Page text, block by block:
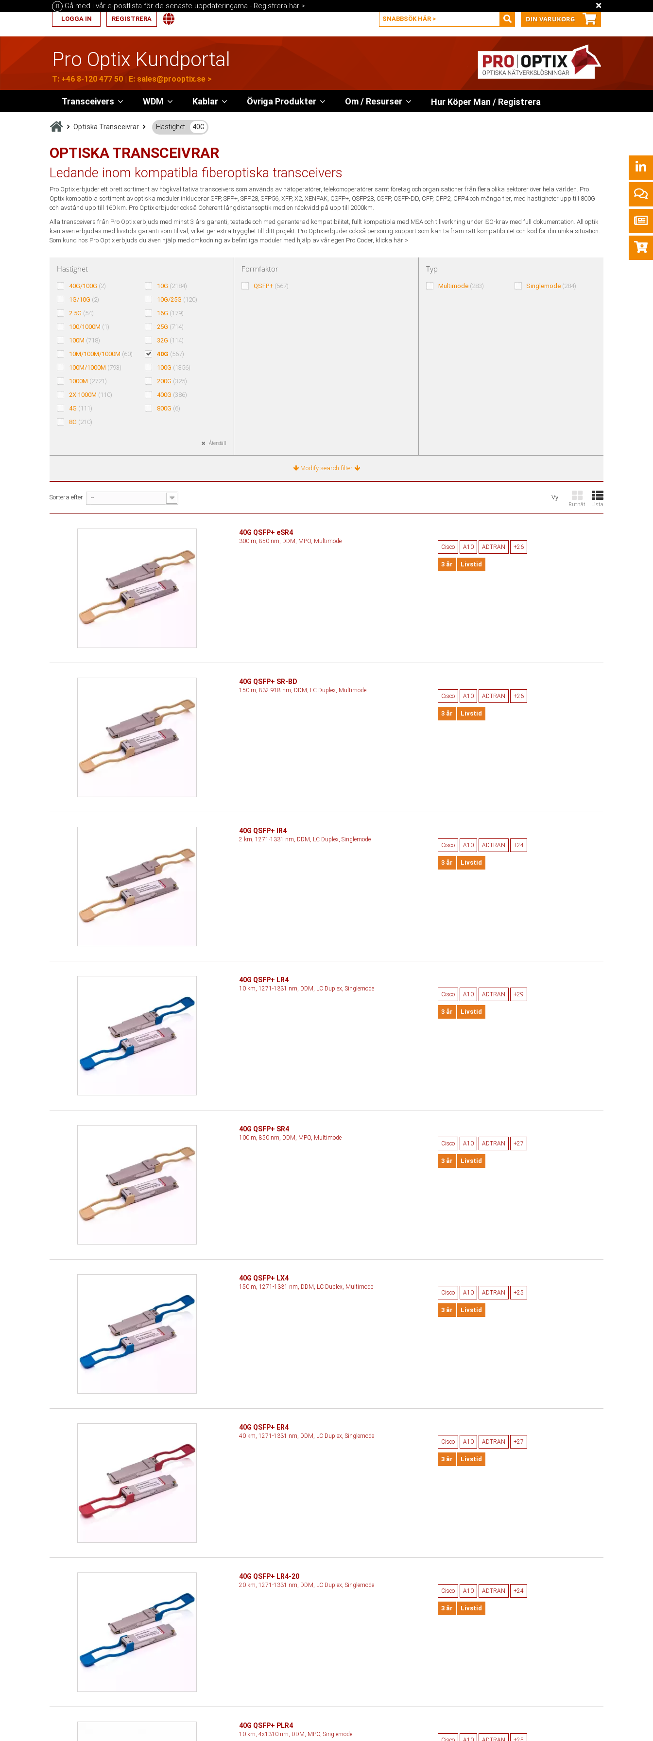
Gå med i vår e-postlista för de senaste uppdateringarna - Registrera här >
LOGGA IN REGISTRERA DIN VARUKORG
Pro Optix Kundportal
T: +46 8-120 477 50 | E: sales@prooptix.se >
Transceivers WDM Kablar Övriga Produkter Om / Resurser Hur Köper Man / Registrera
Optiska Transceivrar Hastighet 40G
OPTISKA TRANSCEIVRAR
Ledande inom kompatibla fiberoptiska transceivers
Pro Optix erbjuder ett brett sortiment av högkvalitativa transceivers som används av nätoperatörer, telekomoperatörer samt företag och organisationer från flera olika sektorer över hela världen. Pro
Optix kompatibla sortiment av optiska moduler inkluderar SFP, SFP+, SFP28, SFP56, XFP, X2, XENPAK, QSFP+, QSFP28, OSFP, QSFP-DD, CFP, CFP2, CFP4 och många fler, med hastigheter upp till 800G
och avstånd upp till 160 km. Pro Optix erbjuder också Coherent långdistansoptik med en räckvidd på upp till 2000km.
Alla transceivers från Pro Optix erbjuds med minst 3 års garanti, testade och med garanterad kompatibilitet, fullt kompatibla med MSA och tillverkning under ISO-krav med full dokumentation. All optik
kan även erbjudas med livstids garanti som tillval, vilket ger extra trygghet till ditt projekt. Pro Optix erbjuder också personlig support som kan ta fram rätt kompatibilitet och kod för din unika situation.
Som kund hos Pro Optix erbjuds du även hjälp med omkodning av befintliga moduler med hjälp av vår egen Pro Coder, klicka här >
Hastighet
40G/100G (2)
1G/10G (2)
2.5G (54)
100/1000M (1)
100M (718)
10M/100M/1000M (60)
100M/1000M (793)
1000M (2721)
2X 1000M (110)
4G (111)
8G (210)
10G (2184)
10G/25G (120)
16G (179)
25G (714)
32G (114)
40G (567)
100G (1356)
200G (325)
400G (386)
800G (6)
Återställ
Formfaktor
QSFP+ (567)
Typ
Multimode (283) Singlemode (284)
Modify search filter
Vy:
Rutnät Lista
Sortera efter --
40G QSFP+ eSR4
300 m, 850 nm, DDM, MPO, Multimode
Cisco
A10 ADTRAN +26
3 år Livstid
40G QSFP+ SR-BD
150 m, 832-918 nm, DDM, LC Duplex, Multimode
Cisco
A10 ADTRAN +26
3 år Livstid
40G QSFP+ IR4
2 km, 1271-1331 nm, DDM, LC Duplex, Singlemode
Cisco
A10 ADTRAN +24
3 år Livstid
40G QSFP+ LR4
10 km, 1271-1331 nm, DDM, LC Duplex, Singlemode
Cisco
A10 ADTRAN +29
3 år Livstid
40G QSFP+ SR4
100 m, 850 nm, DDM, MPO, Multimode
Cisco
A10 ADTRAN +27
3 år Livstid
40G QSFP+ LX4
150 m, 1271-1331 nm, DDM, LC Duplex, Multimode
Cisco
A10 ADTRAN +25
3 år Livstid
40G QSFP+ ER4
40 km, 1271-1331 nm, DDM, LC Duplex, Singlemode
Cisco
A10 ADTRAN +27
3 år Livstid
40G QSFP+ LR4-20
20 km, 1271-1331 nm, DDM, LC Duplex, Singlemode
Cisco
A10 ADTRAN +24
3 år Livstid
40G QSFP+ PLR4
10 km, 4x1310 nm, DDM, MPO, Singlemode